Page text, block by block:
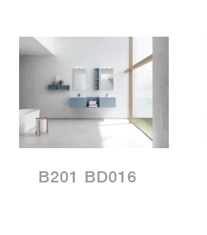
B201 BD016